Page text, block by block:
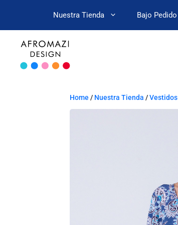
Nuestra Tienda Bajo Pedido
Home / Nuestra Tienda /Vestidos